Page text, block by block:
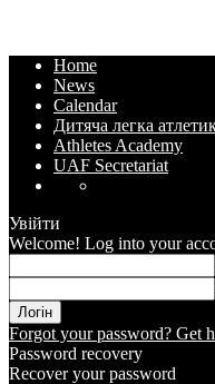
Home
News
Calendar
Дитяча легка
Athletes Academy
UAF Secretariat
Увійти
Welcome! Log into your
Forgot your password? Get
Password recovery
Recover your password